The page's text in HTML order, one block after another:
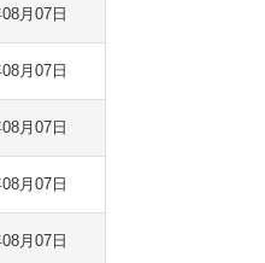
月07日
月07日
月07日
月07日
月07日